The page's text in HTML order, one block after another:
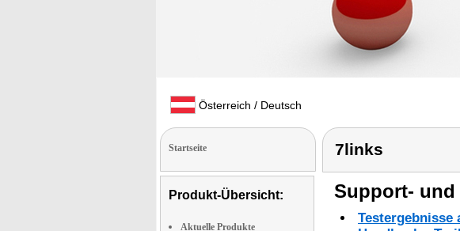
Österreich / Deutsch
Startseite
Produkt-Übersicht:
Aktuelle Produkte
7links
Support- und
Testergebnisse